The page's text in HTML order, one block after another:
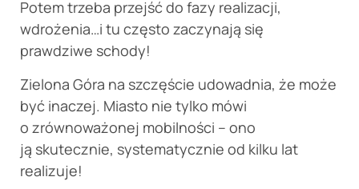
Potem trzeba przejść do fazy realizacji,
wdrożenia…i tu często zaczynają się
prawdziwe schody!
Zielona Góra na szczęście udowadnia, że może
być inaczej. Miasto nie tylko mówi
o zrównoważonej mobilności – ono
ją skutecznie, systematycznie od kilku lat
realizuje!